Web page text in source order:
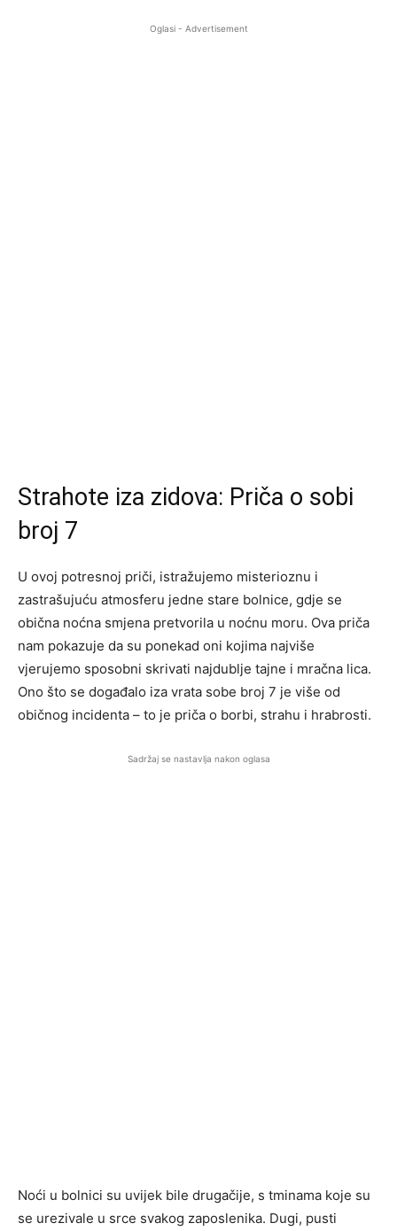
Oglasi - Advertisement
Strahote iza zidova: Priča o sobi
broj 7
U ovoj potresnoj priči, istražujemo misterioznu i
zastrašujuću atmosferu jedne stare bolnice, gdje se
obična noćna smjena pretvorila u noćnu moru. Ova priča
nam pokazuje da su ponekad oni kojima najviše
vjerujemo sposobni skrivati najdublje tajne i mračna lica.
Ono što se događalo iza vrata sobe broj 7 je više od
običnog incidenta – to je priča o borbi, strahu i hrabrosti.
Sadržaj se nastavlja nakon oglasa
Noći u bolnici su uvijek bile drugačije, s tminama koje su
se urezivale u srce svakog zaposlenika. Dugi, pusti